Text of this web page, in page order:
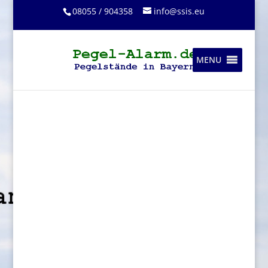
08055 / 904358 info@ssis.eu
MENU